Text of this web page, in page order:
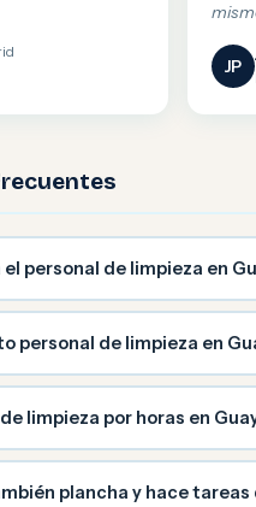
JP
personal de limpieza en
personal de limpieza en
limpieza por horas en
plancha y hace tareas